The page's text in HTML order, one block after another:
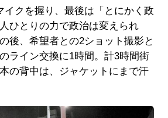
クを握り、最後は「とにかく政
ひとりの力で政治は変えられ
後、希望者との2ショット撮影と
ライン交換に1時間。計3時間街
の背中は、ジャケットにまで汗